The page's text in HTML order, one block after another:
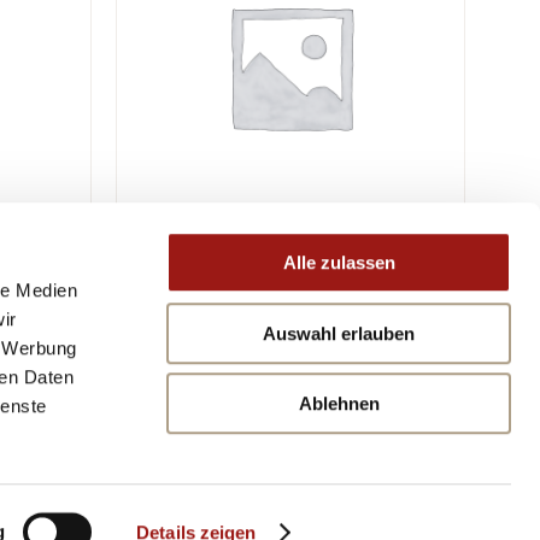
Medien
Daten
Details zeigen
Alle zulassen
Auswahl erlauben
Ablehnen